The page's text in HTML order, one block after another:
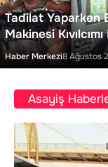
Tadilat Yaparken
Makinesi
Haber Merkezi8 Ağustos
Asayiş